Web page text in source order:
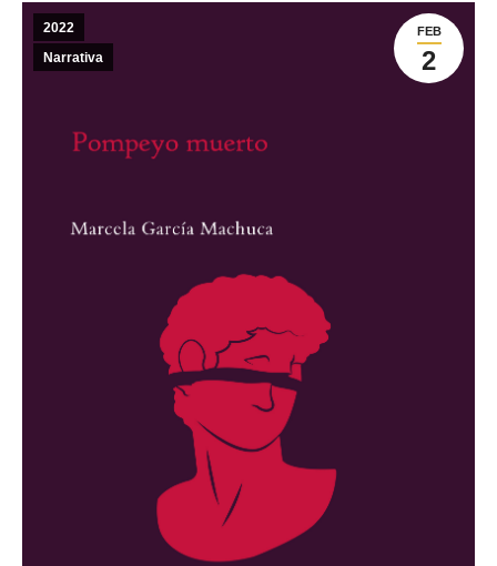
FEB
2
2022
Narrativa